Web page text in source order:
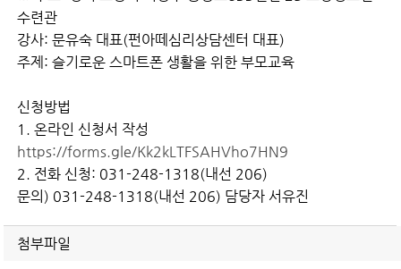
수련관
강사: 문유숙 대표(펀아떼심리상담센터 대표)
주제: 슬기로운 스마트폰 생활을 위한 부모교육
신청방법
1. 온라인 신청서 작성
https://forms.gle/Kk2kLTFSAHVho7HN9
2. 전화 신청: 031-248-1318(내선 206)
​문의) 031-248-1318(내선 206) 담당자 서유진
첨부파일